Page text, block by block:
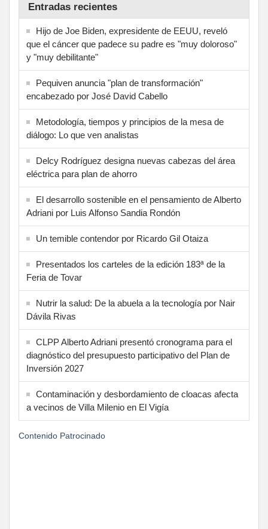
Entradas recientes
Hijo de Joe Biden, expresidente de EEUU, reveló
que el cáncer que padece su padre es "muy doloroso"
y "muy debilitante"
Pequiven anuncia "plan de transformación"
encabezado por José David Cabello
Metodología, tiempos y principios de la mesa de
diálogo: Lo que ven analistas
Delcy Rodríguez designa nuevas cabezas del área
eléctrica para plan de ahorro
El desarrollo sostenible en el pensamiento de Alberto
Adriani por Luis Alfonso Sandia Rondón
Un temible contendor por Ricardo Gil Otaiza
Presentados los carteles de la edición 183ª de la
Feria de Tovar
Nutrir la salud: De la abuela a la tecnología por Nair
Dávila Rivas
CLPP Alberto Adriani presentó cronograma para el
diagnóstico del presupuesto participativo del Plan de
Inversión 2027
Contaminación y desbordamiento de cloacas afecta
a vecinos de Villa Milenio en El Vigía
Contenido Patrocinado